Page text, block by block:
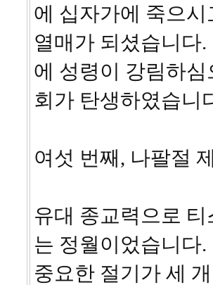
에 십자가에 죽으
열매가 되셨습니다
에 성령이 강림하
회가 탄생하였습니
여섯 번째, 나팔절
유대 종교력으로
는 정월이었습니다
중요한 절기가 세